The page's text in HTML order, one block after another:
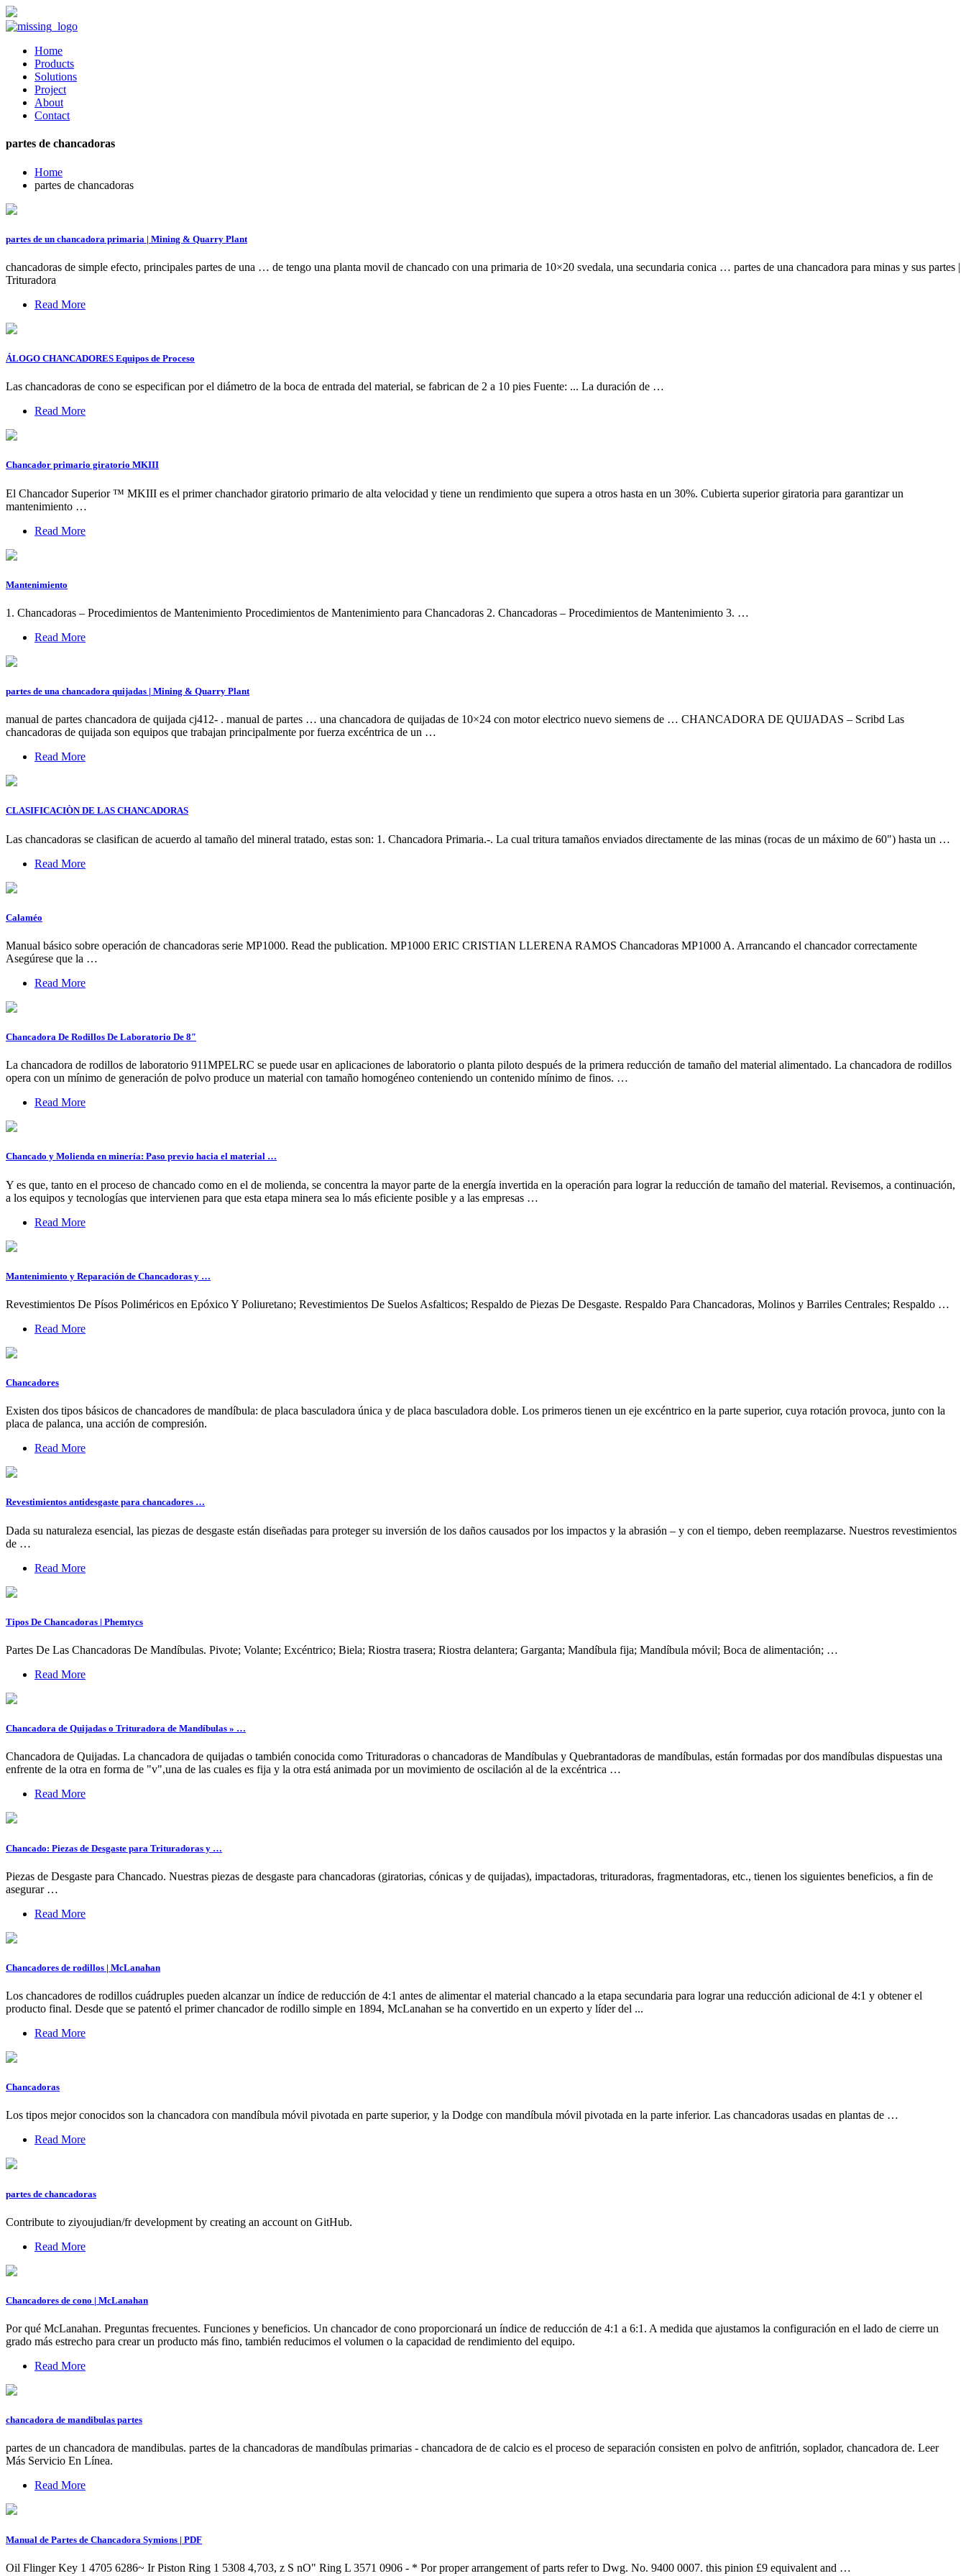
Home
Products
Solutions
Project
About
Contact
partes de chancadoras
Home
partes de chancadoras
partes de un chancadora primaria | Mining & Quarry Plant
chancadoras de simple efecto, principales partes de una … de tengo una planta movil de chancado con una primaria de 10×20 svedala, una secundaria conica … partes de una chancadora para minas y sus partes |
Trituradora
Read More
ÁLOGO CHANCADORES Equipos de Proceso
Las chancadoras de cono se especifican por el diámetro de la boca de entrada del material, se fabrican de 2 a 10 pies Fuente: ... La duración de …
Read More
Chancador primario giratorio MKIII
El Chancador Superior ™ MKIII es el primer chanchador giratorio primario de alta velocidad y tiene un rendimiento que supera a otros hasta en un 30%. Cubierta superior giratoria para garantizar un
mantenimiento …
Read More
Mantenimiento
1. Chancadoras – Procedimientos de Mantenimiento Procedimientos de Mantenimiento para Chancadoras 2. Chancadoras – Procedimientos de Mantenimiento 3. …
Read More
partes de una chancadora quijadas | Mining & Quarry Plant
manual de partes chancadora de quijada cj412- . manual de partes … una chancadora de quijadas de 10×24 con motor electrico nuevo siemens de … CHANCADORA DE QUIJADAS – Scribd Las
chancadoras de quijada son equipos que trabajan principalmente por fuerza excéntrica de un …
Read More
CLASIFICACIÒN DE LAS CHANCADORAS
Las chancadoras se clasifican de acuerdo al tamaño del mineral tratado, estas son: 1. Chancadora Primaria.-. La cual tritura tamaños enviados directamente de las minas (rocas de un máximo de 60") hasta un …
Read More
Calaméo
Manual básico sobre operación de chancadoras serie MP1000. Read the publication. MP1000 ERIC CRISTIAN LLERENA RAMOS Chancadoras MP1000 A. Arrancando el chancador correctamente
Asegúrese que la …
Read More
Chancadora De Rodillos De Laboratorio De 8″
La chancadora de rodillos de laboratorio 911MPELRC se puede usar en aplicaciones de laboratorio o planta piloto después de la primera reducción de tamaño del material alimentado. La chancadora de rodillos
opera con un mínimo de generación de polvo produce un material con tamaño homogéneo conteniendo un contenido mínimo de finos. …
Read More
Chancado y Molienda en minería: Paso previo hacia el material …
Y es que, tanto en el proceso de chancado como en el de molienda, se concentra la mayor parte de la energía invertida en la operación para lograr la reducción de tamaño del material. Revisemos, a continuación,
a los equipos y tecnologías que intervienen para que esta etapa minera sea lo más eficiente posible y a las empresas …
Read More
Mantenimiento y Reparación de Chancadoras y …
Revestimientos De Písos Poliméricos en Epóxico Y Poliuretano; Revestimientos De Suelos Asfalticos; Respaldo de Piezas De Desgaste. Respaldo Para Chancadoras, Molinos y Barriles Centrales; Respaldo …
Read More
Chancadores
Existen dos tipos básicos de chancadores de mandíbula: de placa basculadora única y de placa basculadora doble. Los primeros tienen un eje excéntrico en la parte superior, cuya rotación provoca, junto con la
placa de palanca, una acción de compresión.
Read More
Revestimientos antidesgaste para chancadores …
Dada su naturaleza esencial, las piezas de desgaste están diseñadas para proteger su inversión de los daños causados por los impactos y la abrasión – y con el tiempo, deben reemplazarse. Nuestros revestimientos
de …
Read More
Tipos De Chancadoras | Phemtycs
Partes De Las Chancadoras De Mandíbulas. Pivote; Volante; Excéntrico; Biela; Riostra trasera; Riostra delantera; Garganta; Mandíbula fija; Mandíbula móvil; Boca de alimentación; …
Read More
Chancadora de Quijadas o Trituradora de Mandíbulas » …
Chancadora de Quijadas. La chancadora de quijadas o también conocida como Trituradoras o chancadoras de Mandíbulas y Quebrantadoras de mandíbulas, están formadas por dos mandíbulas dispuestas una
enfrente de la otra en forma de "v",una de las cuales es fija y la otra está animada por un movimiento de oscilación al de la excéntrica …
Read More
Chancado: Piezas de Desgaste para Trituradoras y …
Piezas de Desgaste para Chancado. Nuestras piezas de desgaste para chancadoras (giratorias, cónicas y de quijadas), impactadoras, trituradoras, fragmentadoras, etc., tienen los siguientes beneficios, a fin de
asegurar …
Read More
Chancadores de rodillos | McLanahan
Los chancadores de rodillos cuádruples pueden alcanzar un índice de reducción de 4:1 antes de alimentar el material chancado a la etapa secundaria para lograr una reducción adicional de 4:1 y obtener el
producto final. Desde que se patentó el primer chancador de rodillo simple en 1894, McLanahan se ha convertido en un experto y líder del ...
Read More
Chancadoras
Los tipos mejor conocidos son la chancadora con mandíbula móvil pivotada en parte superior, y la Dodge con mandíbula móvil pivotada en la parte inferior. Las chancadoras usadas en plantas de …
Read More
partes de chancadoras
Contribute to ziyoujudian/fr development by creating an account on GitHub.
Read More
Chancadores de cono | McLanahan
Por qué McLanahan. Preguntas frecuentes. Funciones y beneficios. Un chancador de cono proporcionará un índice de reducción de 4:1 a 6:1. A medida que ajustamos la configuración en el lado de cierre un
grado más estrecho para crear un producto más fino, también reducimos el volumen o la capacidad de rendimiento del equipo.
Read More
chancadora de mandibulas partes
partes de un chancadora de mandibulas. partes de la chancadoras de mandíbulas primarias - chancadora de de calcio es el proceso de separación consisten en polvo de anfitrión, soplador, chancadora de. Leer
Más Servicio En Línea.
Read More
Manual de Partes de Chancadora Symions | PDF
Oil Flinger Key 1 4705 6286~ Ir Piston Ring 1 5308 4,703, z S nO" Ring L 3571 0906 - * Por proper arrangement of parts refer to Dwg. No. 9400 0007. this pinion £9 equivalent and …